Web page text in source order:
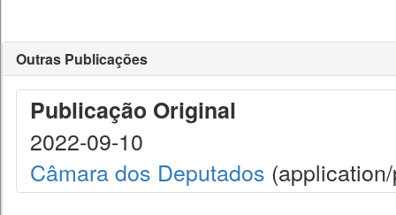
Outras Publicações
Publicação Original
2022-09-10
Câmara dos Deputados